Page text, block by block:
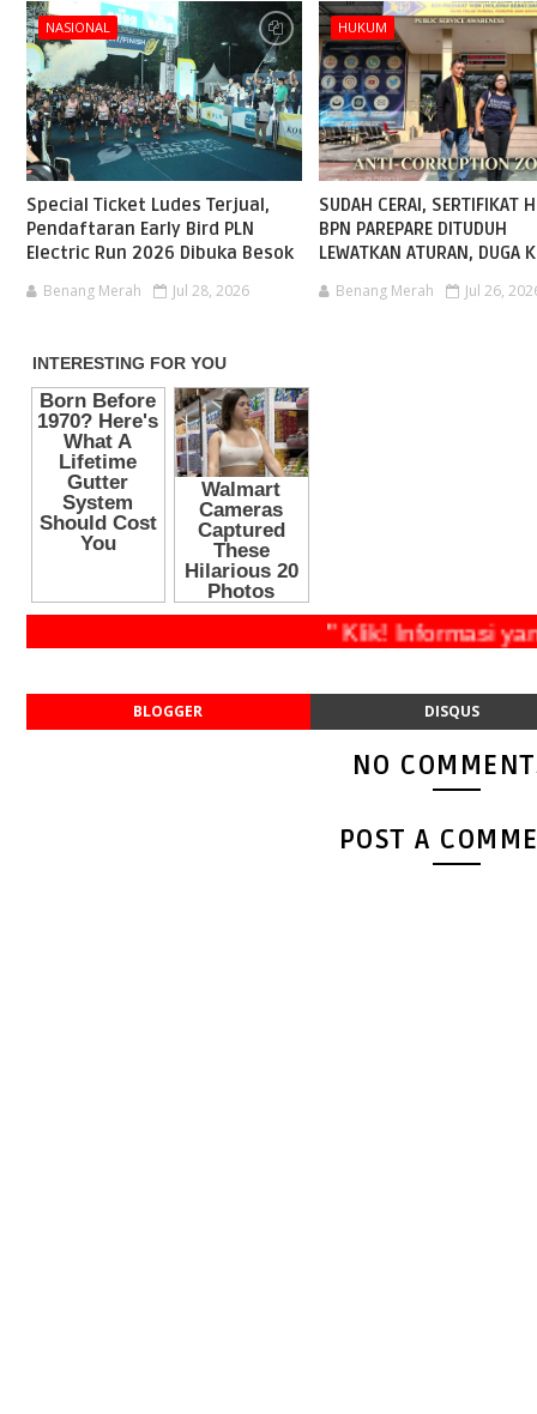
NASIONAL
Special Ticket Ludes Terjual,
Pendaftaran Early Bird PLN
Electric Run 2026 Dibuka Besok
Benang Merah Jul 28, 2026
HUKUM
SUDAH CERAI, SERTIFIKAT
BPN PAREPARE DITUDUH
LEWATKAN ATURAN, DUGA
Benang Merah Jul 26,
" Klik! Informasi
BLOGGER DISQUS
NO
POST A